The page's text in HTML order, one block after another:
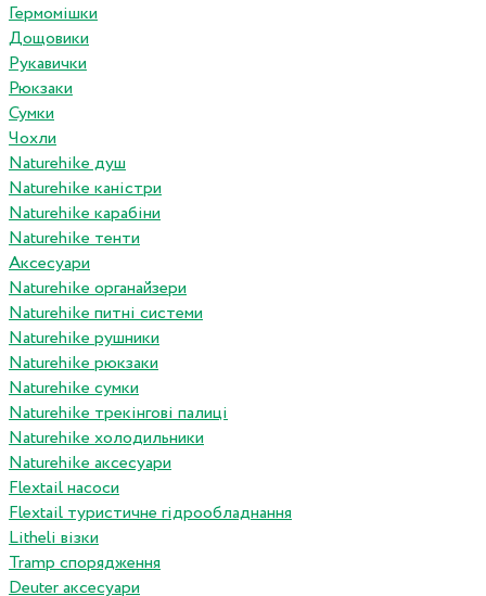
Гермомішки
Дощовики
Рукавички
Рюкзаки
Сумки
Чохли
Naturehike душ
Naturehike каністри
Naturehike карабіни
Naturehike тенти
Аксесуари
Naturehike органайзери
Naturehike питні системи
Naturehike рушники
Naturehike рюкзаки
Naturehike сумки
Naturehike трекінгові палиці
Naturehike холодильники
Naturehike аксесуари
Flextail насоси
Flextail туристичне гідрообладнання
Litheli візки
Tramp спорядження
Deuter аксесуари